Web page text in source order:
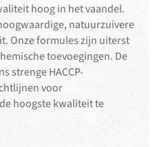
hoog in het vaandel.
natuurzuivere
Onze formules zijn uiterst
toevoegingen. De
strenge HACCP-
voor
hoogste kwaliteit te